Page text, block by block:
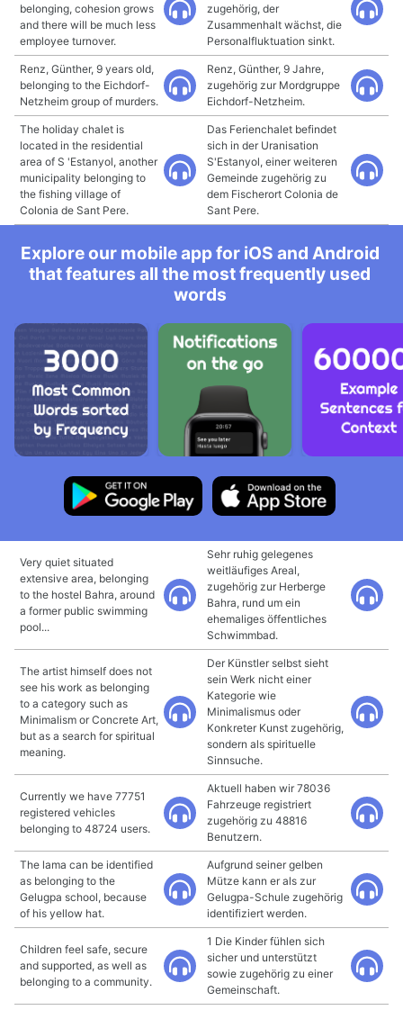
belonging, cohesion grows
and there will be much less
employee turnover.
zugehörig, der
Zusammenhalt wächst, die
Personalfluktuation sinkt.
Renz, Günther, 9 years old,
belonging to the Eichdorf-
Netzheim group of murders.
Renz, Günther, 9 Jahre,
zugehörig zur Mordgruppe
Eichdorf-Netzheim.
The holiday chalet is
located in the residential
area of S 'Estanyol, another
municipality belonging to
the fishing village of
Colonia de Sant Pere.
Das Ferienchalet befindet
sich in der Uranisation
S'Estanyol, einer weiteren
Gemeinde zugehörig zu
dem Fischerort Colonia de
Sant Pere.
Explore our mobile app for iOS and Android
that features all the most frequently used
words
Very quiet situated
extensive area, belonging
to the hostel Bahra, around
a former public swimming
pool...
Sehr ruhig gelegenes
weitläufiges Areal,
zugehörig zur Herberge
Bahra, rund um ein
ehemaliges öffentliches
Schwimmbad.
The artist himself does not
see his work as belonging
to a category such as
Minimalism or Concrete Art,
but as a search for spiritual
meaning.
Der Künstler selbst sieht
sein Werk nicht einer
Kategorie wie
Minimalismus oder
Konkreter Kunst zugehörig,
sondern als spirituelle
Sinnsuche.
Currently we have 77751
registered vehicles
belonging to 48724 users.
Aktuell haben wir 78036
Fahrzeuge registriert
zugehörig zu 48816
Benutzern.
The lama can be identified
as belonging to the
Gelugpa school, because
of his yellow hat.
Aufgrund seiner gelben
Mütze kann er als zur
Gelugpa-Schule zugehörig
identifiziert werden.
Children feel safe, secure
and supported, as well as
belonging to a community.
1 Die Kinder fühlen sich
sicher und unterstützt
sowie zugehörig zu einer
Gemeinschaft.